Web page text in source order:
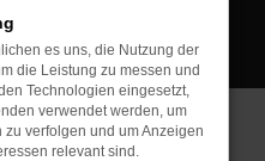
es uns, die Nutzung der
die Leistung zu messen und
Technologien eingesetzt,
verwendet werden, um
verfolgen und um Anzeigen
relevant sind.